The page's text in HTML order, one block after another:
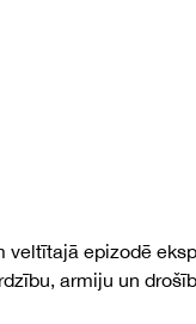
epizodē
armiju un